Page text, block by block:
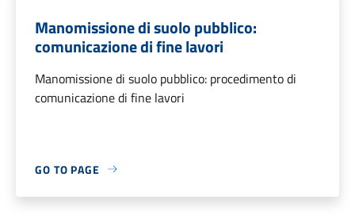
Manomissione di suolo pubblico:
comunicazione di fine lavori
Manomissione di suolo pubblico: procedimento di
comunicazione di fine lavori
GO TO PAGE